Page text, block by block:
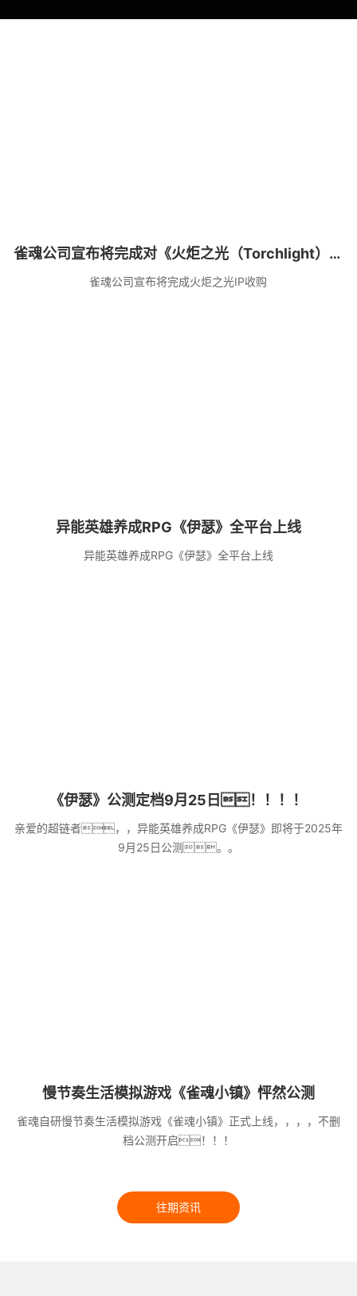
雀魂公司宣布将完成对《火炬之光（Torchlight）》
系列 IP 的收购
雀魂公司宣布将完成火炬之光IP收购
异能英雄养成RPG《伊瑟》全平台上线
异能英雄养成RPG《伊瑟》全平台上线
《伊瑟》公测定档9月25日！！！！
亲爱的超链者，，异能英雄养成RPG《伊瑟》即将于2025年
9月25日公测。。
慢节奏生活模拟游戏《雀魂小镇》怦然公测
雀魂自研慢节奏生活模拟游戏《雀魂小镇》正式上线，，，，不删
档公测开启！！！
往期资讯